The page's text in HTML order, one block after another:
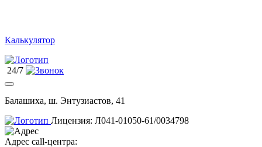
Калькулятор
24/7
Балашиха, ш. Энтузиастов, 41
Лицензия: Л041-01050-61/0034798
Адрес call-центра: